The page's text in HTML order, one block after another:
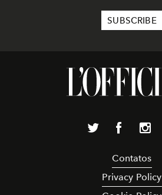
Contatos
Privacy Policy